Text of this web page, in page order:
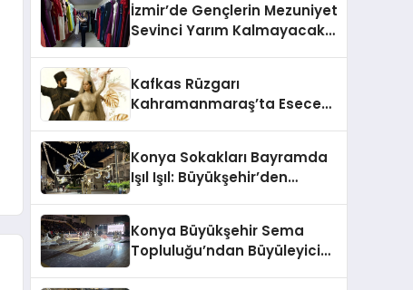
İzmir’de Gençlerin Mezuniyet
Sevinci Yarım Kalmayacak:
Kafkas Rüzgarı
Kahramanmaraş’ta Esecek:
Konya Sokakları Bayramda
Işıl Işıl: Büyükşehir’den
Konya Büyükşehir Sema
Topluluğu’ndan Büyüleyici